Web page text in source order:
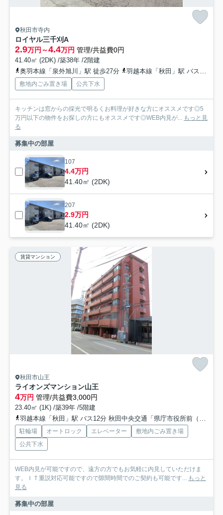
秋田市寺内
ロイヤル三千刈A
2.9万円～4.4万円 管理/共益費0円
41.40㎡ (2DK) /築38年 /2階建
奥羽本線「泉外旭川」駅 徒歩27分
羽越本線「秋田」駅 バス19分 新国道土崎線「高野一区」 停歩3分
敷地内ごみ置き場 公共下水
キッチンは窓からの採光で明るくお料理が好きな方にオススメです◎5
万円以下の物件をお探しの方にもオススメです◎WEB内見が...
もっと見
る
募集中の部屋
107
4.4万円
41.40㎡ (2DK)
207
2.9万円
41.40㎡ (2DK)
賃貸マンション
秋田市山王
ライオンズマンション山王
4万円 管理/共益費3,000円
23.40㎡ (1K) /築39年 /5階建
羽越本線「秋田」駅 バス12分 秋田中央交通「県庁市役所前（秋田県）」 停歩3分
駐輪場 オートロック エレベーター
敷地内ごみ置き場
公共下水
WEB内見が可能ですので、遠方の方でもお気軽に内見していただけま
す。ＩＴ重説対応可能ですので隙間時間でのご契約も可能です...
もっと
見る
募集中の部屋